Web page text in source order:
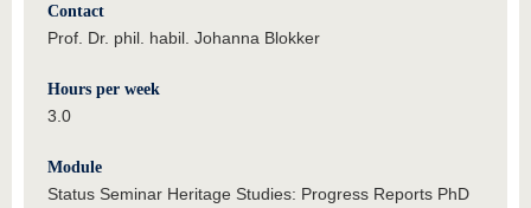
Contact
Prof. Dr. phil. habil. Johanna Blokker
Hours per week
3.0
Module
Status Seminar Heritage Studies: Progress Reports PhD